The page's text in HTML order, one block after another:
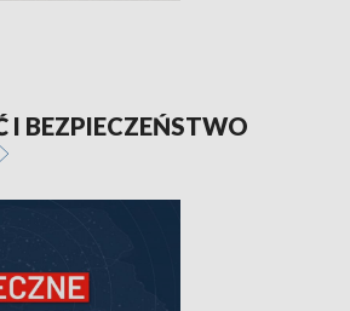
I BEZPIECZEŃSTWO